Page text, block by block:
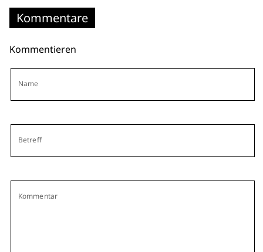
Kommentare
Kommentieren
Name
Betreff
Kommentar